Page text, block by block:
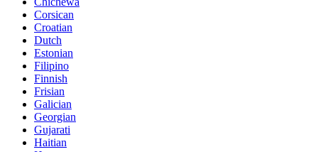
Corsican
Croatian
Dutch
Estonian
Filipino
Finnish
Frisian
Galician
Georgian
Gujarati
Haitian